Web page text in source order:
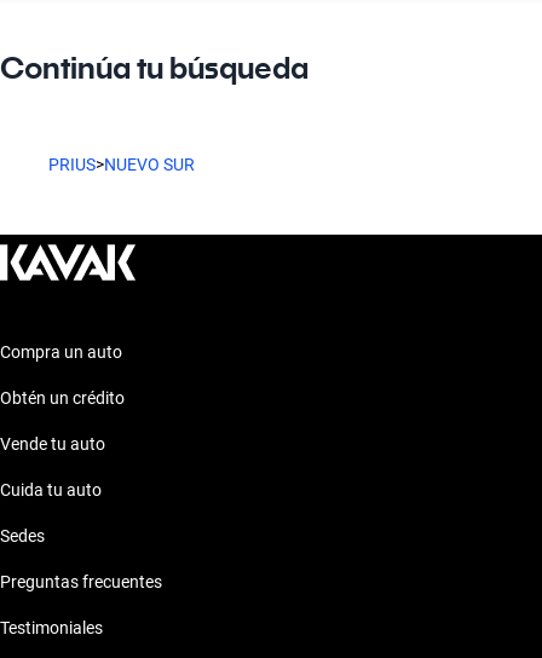
Continúa tu búsqueda
PRIUS>NUEVO SUR
Compra un auto
Obtén un crédito
Vende tu auto
Cuida tu auto
Sedes
Preguntas frecuentes
Testimoniales